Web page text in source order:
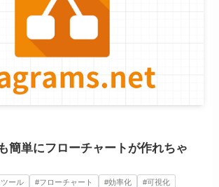
簡単にフローチャートが作れちゃ
ール #フローチャート #効率化 #可視化